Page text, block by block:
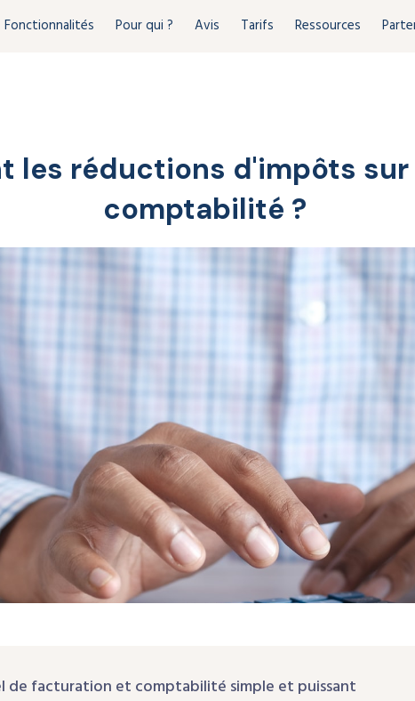
Fonctionnalités Pour qui ? Avis Tarifs Ressources
les réductions d'impôts
comptabilité ?
de facturation et comptabilité simple et puissant